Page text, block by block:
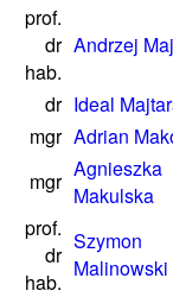
prof.
dr
hab.
Andrzej
dr Ideal
mgr Adrian
mgr Agnieszka
Makulska
prof.
dr
hab.
Szymon
Malinowski